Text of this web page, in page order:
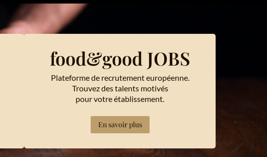
food&good JOBS
Plateforme de recrutement européenne.
Trouvez des talents motivés
pour votre établissement.
En savoir plus